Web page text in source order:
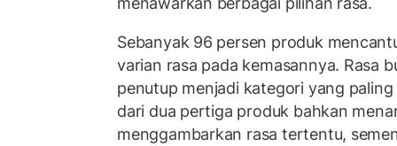
Sebanyak 96 persen produk
varian rasa pada kemasannya. Rasa
penutup menjadi kategori yang
dari dua pertiga produk bahkan
menggambarkan rasa tertentu,